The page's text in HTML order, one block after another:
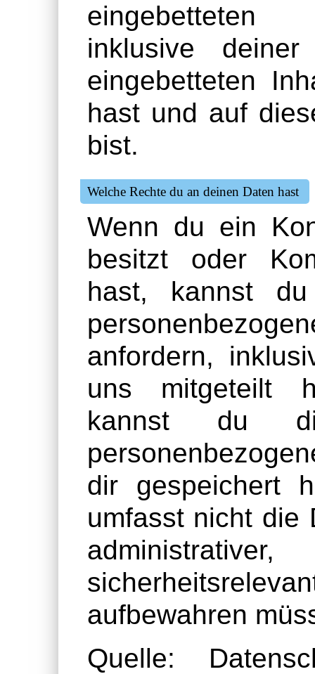
eingebetteten
inklusive
eingebetteten
hast und auf
bist.
Welche Rechte du an deinen Daten hast
Wenn du ein
besitzt oder
hast, kannst
anfordern,
uns mitgeteilt
kannst du
dir gespeichert
umfasst nicht die
aufbewahren
Quelle: